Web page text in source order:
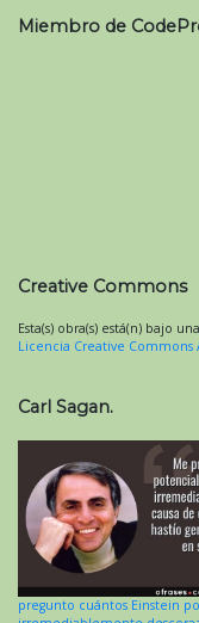
Miembro de
Creative Commons
Esta(s) obra(s) está(n) bajo una
Licencia Creative
Carl Sagan.
pregunto cuántos Einstein